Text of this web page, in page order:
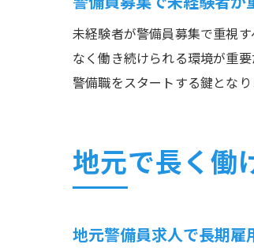
未経験者が警備員募集で重視
なく働き続けられる環境が重
警備職をスタートする鍵となり
地元で長く働
地元警備員求人で長期雇